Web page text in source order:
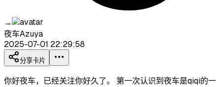
→
夜车Azuya
2025-07-01 22:29:58
分享卡片
你好夜车，已经关注你好久了。 第一次认识到夜车是qiqi的一